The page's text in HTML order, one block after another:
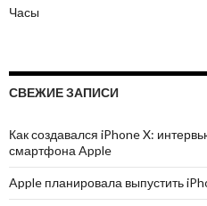
Часы
СВЕЖИЕ ЗАПИСИ
Как создавался iPhone X:
смартфона Apple
Apple планировала выпустить